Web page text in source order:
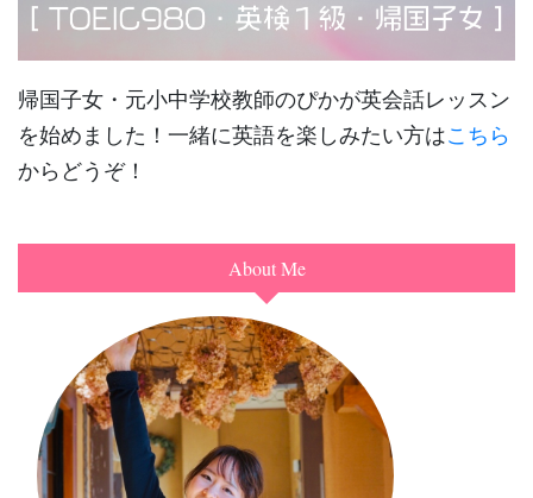
帰国子女・元小中学校教師のぴかが英会話レッスン
を始めました！一緒に英語を楽しみたい方はこちら
からどうぞ！
About Me